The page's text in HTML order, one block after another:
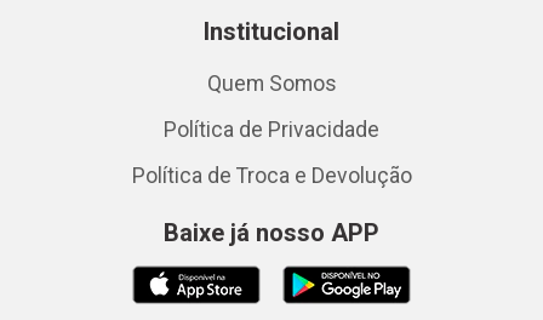
Institucional
Quem Somos
Política de Privacidade
Política de Troca e Devolução
Baixe já nosso APP